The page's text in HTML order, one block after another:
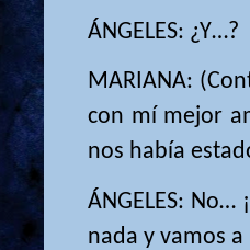
ÁNGELES: ¿Y…?
MARIANA:
con mí mejor
nos había
ÁNGELES:
nada y vamos